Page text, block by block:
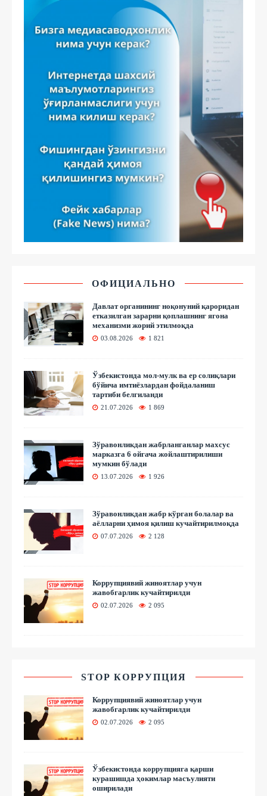
ОФИЦИАЛЬНО
Давлат органининг ноқонуний қароридан
етказилган зарарни қоплашнинг ягона
механизми жорий этилмоқда
03.08.2026 1 821
Ўзбекистонда мол-мулк ва ер солиқлари
бўйича имтиёзлардан фойдаланиш
тартиби белгиланди
21.07.2026 1 869
Зўравонликдан жабрланганлар махсус
марказга 6 ойгача жойлаштирилиши
мумкин бўлади
13.07.2026 1 926
Зўравонликдан жабр кўрган болалар ва
аёлларни ҳимоя қилиш кучайтирилмоқда
07.07.2026 2 128
Коррупциявий жиноятлар учун
жавобгарлик кучайтирилди
02.07.2026 2 095
STOP КОРРУПЦИЯ
Коррупциявий жиноятлар учун
жавобгарлик кучайтирилди
02.07.2026 2 095
Ўзбекистонда коррупцияга қарши
курашишда ҳокимлар масъулияти
оширилади